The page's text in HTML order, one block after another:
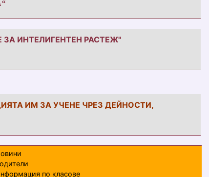
ЗА ИНТЕЛИГЕНТЕН РАСТЕЖ"
ИМ ЗА УЧЕНЕ ЧРЕЗ ДЕЙНОСТИ,
по класове